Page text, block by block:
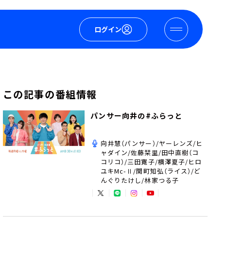
ログイン
この記事の番組情報
パンサー向井の#ふらっと
向井慧（パンサー）/ヤーレンズ/ヒ
ャダイン/佐藤栞里/田中直樹（コ
コリコ）/三田寛子/横澤夏子/ヒロ
ユキMc-Ⅱ/関町知弘（ライス）/ど
んぐりたけし/林家つる子